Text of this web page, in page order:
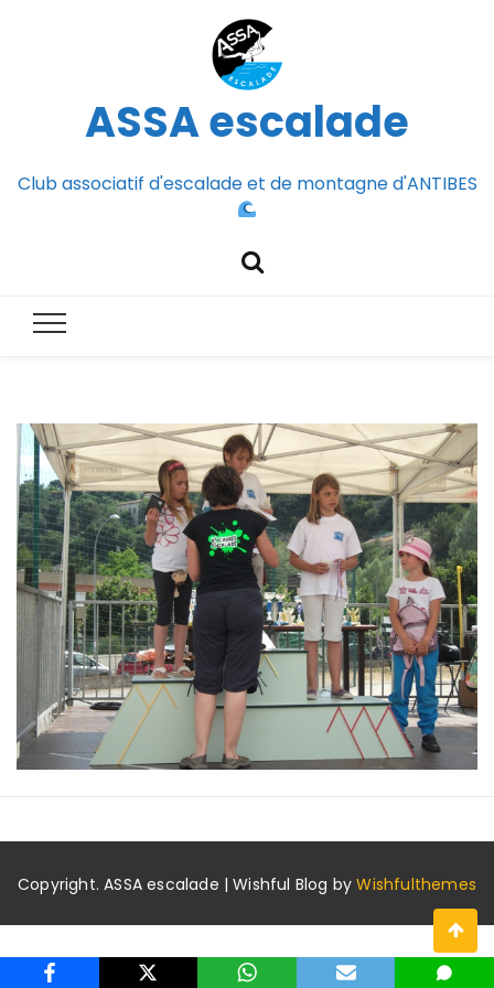
ASSA escalade
Club associatif d'escalade et de montagne d'ANTIBES
Copyright. ASSA escalade | Wishful Blog byWishfulthemes